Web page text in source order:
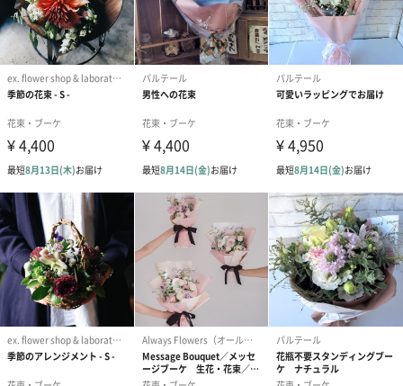
フラワーデザイナーMiwakoの名前がついたROSETIQUEを代表す
るバラ。薄いピンクで、縁に濃いピンクのぼかしが入り、ロゼッ
トが強く、シャクヤクにも似た切花のバラには珍しいガーデンロ
ーズ系の美しい花姿。香りも強く、ステムがよく伸び、樹勢が強
く生産性にも優れている。
育種家 今井清の最高傑作。
AROMATIQUE
少し濃いピンクのロゼット咲きで、Miwakoが好むバラの女王イブ
ピアジェに似たダマスク系の香水のような香り。イブピアジェよ
り丈夫で花持ちがよいとも言われ、少々硬い蕾でも咲ききる生命
力も特徴。
#80代 #90代